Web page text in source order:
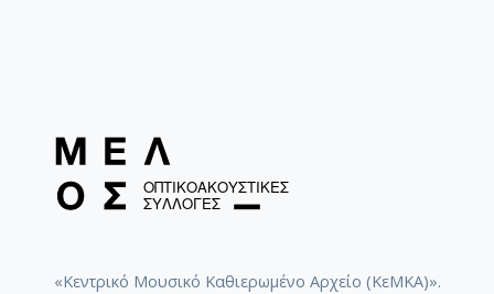
«Κεντρικό Μουσικό Καθιερωμένο Αρχείο (ΚεΜΚΑ)».